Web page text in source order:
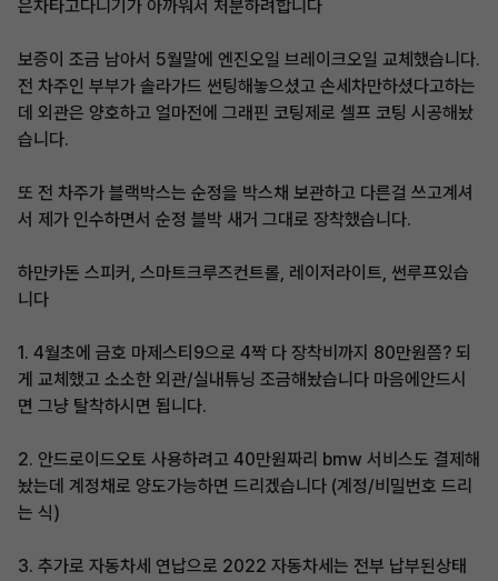
은차타고다니기가 아까워서 처분하려합니다
보증이 조금 남아서 5월말에 엔진오일 브레이크오일 교체했습니다.
전 차주인 부부가 솔라가드 썬팅해놓으셨고 손세차만하셨다고하는
데 외관은 양호하고 얼마전에 그래핀 코팅제로 셀프 코팅 시공해놨
습니다.
또 전 차주가 블랙박스는 순정을 박스채 보관하고 다른걸 쓰고계셔
서 제가 인수하면서 순정 블박 새거 그대로 장착했습니다.
하만카돈 스피커, 스마트크루즈컨트롤, 레이저라이트, 썬루프있습
니다
1. 4월초에 금호 마제스티9으로 4짝 다 장착비까지 80만원쯤? 되
게 교체했고 소소한 외관/실내튜닝 조금해놨습니다 마음에안드시
면 그냥 탈착하시면 됩니다.
2. 안드로이드오토 사용하려고 40만원짜리 bmw 서비스도 결제해
놨는데 계정채로 양도가능하면 드리겠습니다 (계정/비밀번호 드리
는 식)
3. 추가로 자동차세 연납으로 2022 자동차세는 전부 납부된상태